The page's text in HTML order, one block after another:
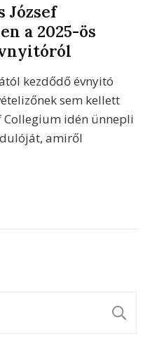
József
a 2025-ös
kezdődő évnyitó
sem kellett
Collegium idén ünnepli
amiről